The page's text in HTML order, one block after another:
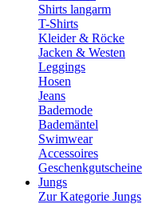
Shirts langarm
T-Shirts
Kleider & Röcke
Jacken & Westen
Leggings
Hosen
Jeans
Bademode
Bademäntel
Swimwear
Accessoires
Geschenkgutscheine
Jungs
Zur Kategorie Jungs